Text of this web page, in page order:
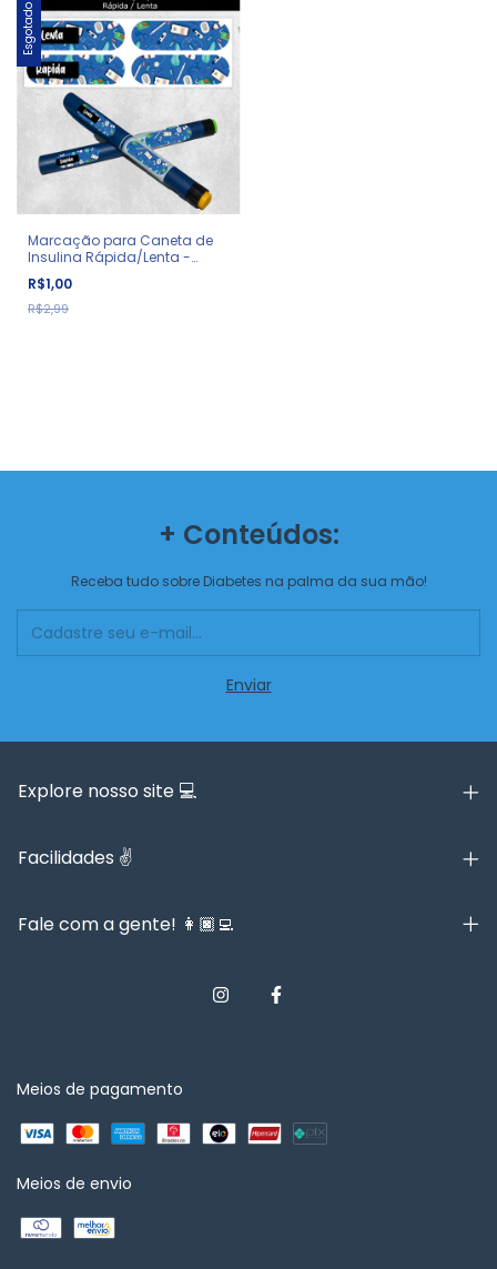
Esgotado
Marcação para Caneta de
Insulina Rápida/Lenta -
Diabetes
R$1,00
R$2,99
+ Conteúdos:
Receba tudo sobre Diabetes na palma da sua mão!
Explore nosso site 💻
Facilidades ✌️
Fale com a gente! 👩🏿‍💻
Meios de pagamento
Meios de envio